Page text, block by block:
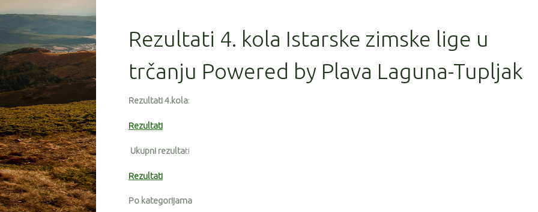
Rezultati 4. kola Istarske zimske lige u
trčanju Powered by Plava Laguna-Tupljak
Rezultati 4.kola:
Rezultati
Ukupni rezultati
Rezultati
Po kategorijama